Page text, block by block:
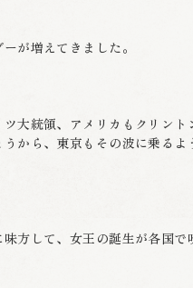
が増えてきました。
大統領、アメリカもクリント
から、東京もその波に乗るよ
方して、女王の誕生が各国で